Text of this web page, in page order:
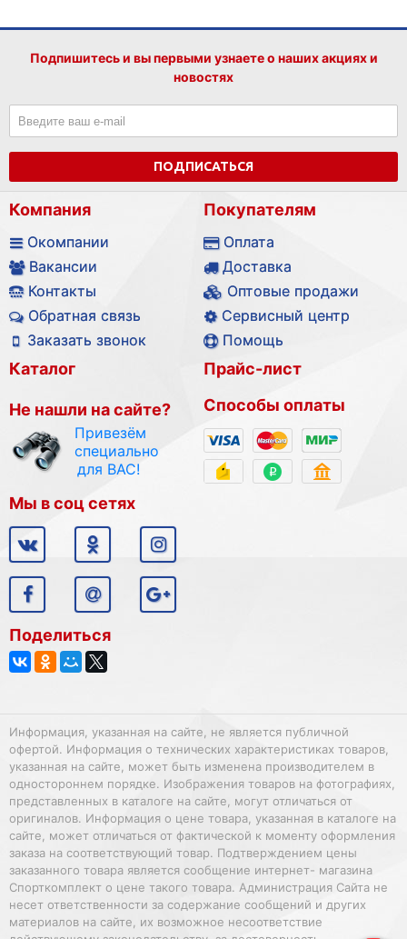
Подпишитесь и вы первыми узнаете о наших акциях и
новостях
ПОДПИСАТЬСЯ
Компания
Окомпании
Вакансии
Контакты
Обратная связь
Заказать звонок
Покупателям
Оплата
Доставка
Оптовые продажи
Сервисный центр
Помощь
Каталог
Не нашли на сайте?
Привезём
специально
для ВАС!
Прайс-лист
Способы оплаты
Мы в соц сетях
Поделиться
Информация, указанная на сайте, не является публичной
офертой. Информация о технических характеристиках товаров,
указанная на сайте, может быть изменена производителем в
одностороннем порядке. Изображения товаров на фотографиях,
представленных в каталоге на сайте, могут отличаться от
оригиналов. Информация о цене товара, указанная в каталоге на
сайте, может отличаться от фактической к моменту оформления
заказа на соответствующий товар. Подтверждением цены
заказанного товара является сообщение интернет- магазина
Спорткомплект о цене такого товара. Администрация Сайта не
несет ответственности за содержание сообщений и других
материалов на сайте, их возможное несоответствие